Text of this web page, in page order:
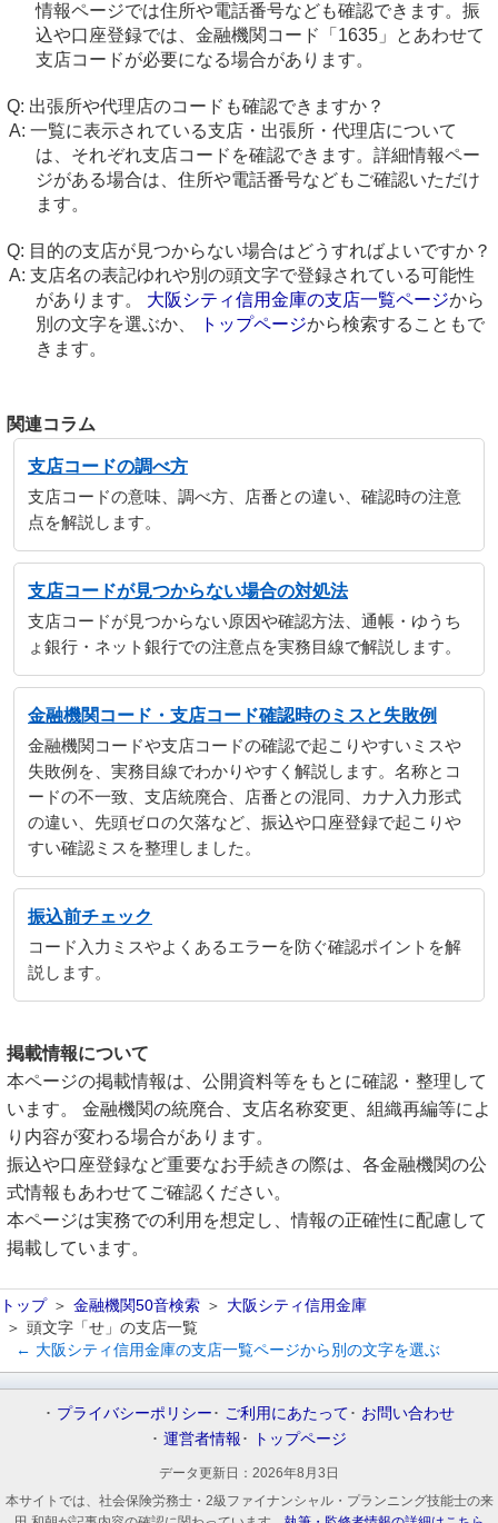
情報ページでは住所や電話番号なども確認できます。振
込や口座登録では、金融機関コード「1635」とあわせて
支店コードが必要になる場合があります。
出張所や代理店のコードも確認できますか？
一覧に表示されている支店・出張所・代理店について
は、それぞれ支店コードを確認できます。詳細情報ペー
ジがある場合は、住所や電話番号などもご確認いただけ
ます。
目的の支店が見つからない場合はどうすればよいですか？
支店名の表記ゆれや別の頭文字で登録されている可能性
があります。 大阪シティ信用金庫の支店一覧ページから
別の文字を選ぶか、
トップページから検索することもで
きます。
関連コラム
支店コードの調べ方
支店コードの意味、調べ方、店番との違い、確認時の注意
点を解説します。
支店コードが見つからない場合の対処法
支店コードが見つからない原因や確認方法、通帳・ゆうち
ょ銀行・ネット銀行での注意点を実務目線で解説します。
金融機関コード・支店コード確認時のミスと失敗例
金融機関コードや支店コードの確認で起こりやすいミスや
失敗例を、実務目線でわかりやすく解説します。名称とコ
ードの不一致、支店統廃合、店番との混同、カナ入力形式
の違い、先頭ゼロの欠落など、振込や口座登録で起こりや
すい確認ミスを整理しました。
振込前チェック
コード入力ミスやよくあるエラーを防ぐ確認ポイントを解
説します。
掲載情報について
本ページの掲載情報は、公開資料等をもとに確認・整理して
います。 金融機関の統廃合、支店名称変更、組織再編等によ
り内容が変わる場合があります。
振込や口座登録など重要なお手続きの際は、各金融機関の公
式情報もあわせてご確認ください。
本ページは実務での利用を想定し、情報の正確性に配慮して
掲載しています。
トップ 金融機関50音検索
大阪シティ信用金庫
頭文字「せ」の支店一覧
← 大阪シティ信用金庫の支店一覧ページから別の文字を選ぶ
プライバシーポリシー ご利用にあたって
お問い合わせ
運営者情報
トップページ
データ更新日： 2026年8月3日
本サイトでは、社会保険労務士・2級ファイナンシャル・プランニング技能士の来